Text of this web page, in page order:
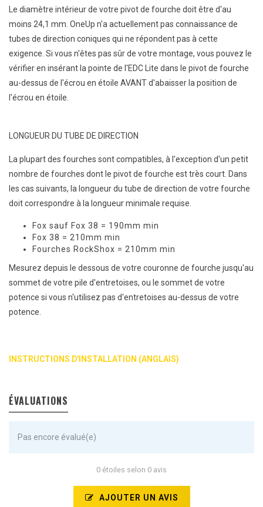
Le diamètre intérieur de votre pivot de fourche doit être d'au
moins 24,1 mm. OneUp n'a actuellement pas connaissance de
tubes de direction coniques qui ne répondent pas à cette
exigence. Si vous n'êtes pas sûr de votre montage, vous pouvez le
vérifier en insérant la pointe de l'EDC Lite dans le pivot de fourche
au-dessus de l'écrou en étoile AVANT d'abaisser la position de
l'écrou en étoile.
LONGUEUR DU TUBE DE DIRECTION
La plupart des fourches sont compatibles, à l'exception d'un petit
nombre de fourches dont le pivot de fourche est très court. Dans
les cas suivants, la longueur du tube de direction de votre fourche
doit correspondre à la longueur minimale requise.
Fox sauf Fox 38 = 190mm min
Fox 38 = 210mm min
Fourches RockShox = 210mm min
Mesurez depuis le dessous de votre couronne de fourche jusqu'au
sommet de votre pile d'entretoises, ou le sommet de votre
potence si vous n'utilisez pas d'entretoises au-dessus de votre
potence.
INSTRUCTIONS D'INSTALLATION (ANGLAIS)
ÉVALUATIONS
Pas encore évalué(e)
0 étoiles selon 0 avis
AJOUTER UN AVIS